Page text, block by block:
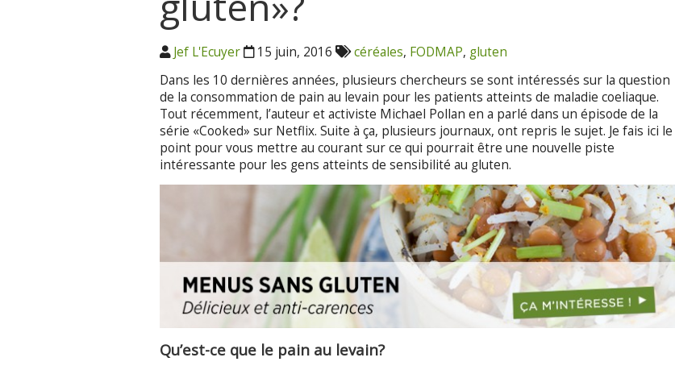
Jef L'Ecuyer 15 juin, 2016 céréales, FODMAP, gluten
Dans les 10 dernières années, plusieurs chercheurs se sont intéressés sur la question
de la consommation de pain au levain pour les patients atteints de maladie coeliaque.
Tout récemment, l’auteur et activiste Michael Pollan en a parlé dans un épisode de la
série «Cooked» sur Netflix. Suite à ça, plusieurs journaux, ont repris le sujet. Je fais ici le
point pour vous mettre au courant sur ce qui pourrait être une nouvelle piste
intéressante pour les gens atteints de sensibilité au gluten.
Qu’est-ce que le pain au levain?